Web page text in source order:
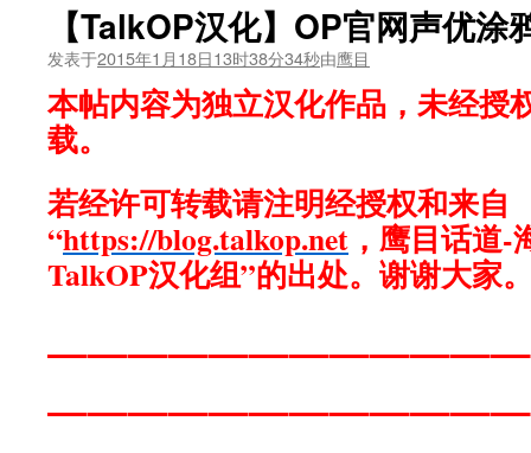
【TalkOP汉化】OP官网声优涂
发表于2015年1月18日13时38分34秒由鹰目
本帖内容为独立汉化作品，未经授
载。
若经许可转载请注明经授权和来自
“https://blog.talkop.net ，鹰目话道
TalkOP汉化组”的出处。谢谢大家